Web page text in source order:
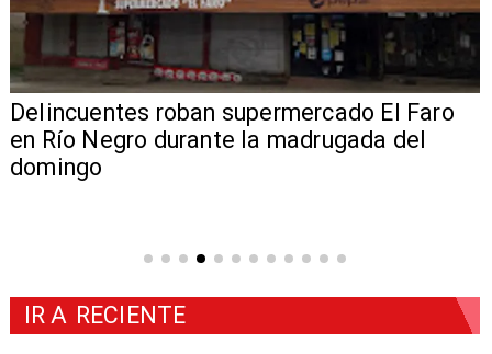
Delincuentes roban supermercado El Faro
en Río Negro durante la madrugada del
domingo
IR A RECIENTE